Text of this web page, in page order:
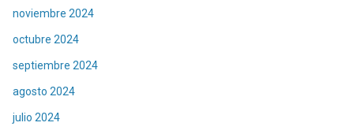
noviembre 2024
octubre 2024
septiembre 2024
agosto 2024
julio 2024